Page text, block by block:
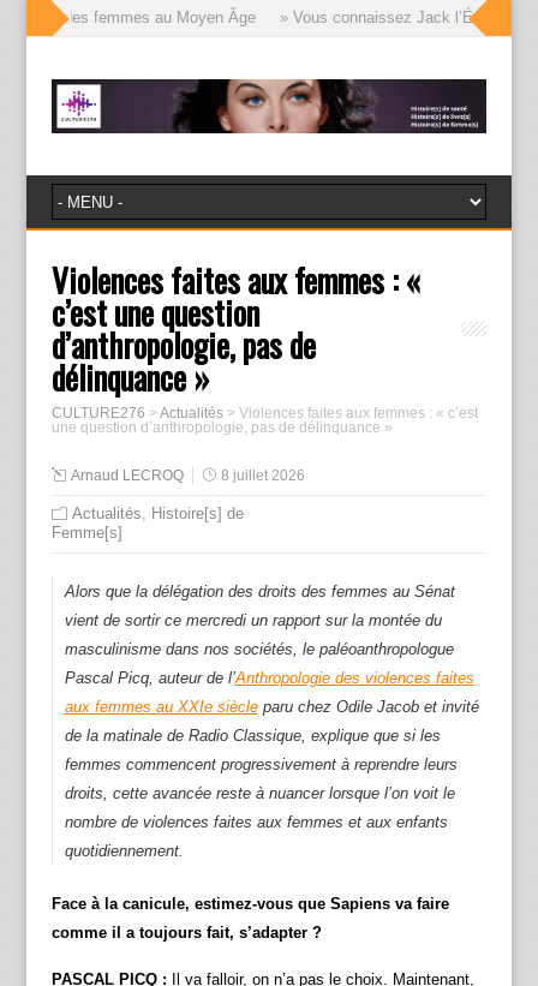
des femmes au Moyen Âge » Vous connaissez Jack l’Éventreur,
Violences faites aux femmes : «
c’est une question
d’anthropologie, pas de
délinquance »
CULTURE276 >Actualités> Violences faites aux femmes : « c’est
une question d’anthropologie, pas de délinquance »
Arnaud LECROQ 8 juillet 2026
Actualités, Histoire[s] de
Femme[s]
Alors que la délégation des droits des femmes au Sénat
vient de sortir ce mercredi un rapport sur la montée du
masculinisme dans nos sociétés, le paléoanthropologue
Pascal Picq, auteur de l’Anthropologie des violences faites
aux femmes au XXIe siècleparu chez Odile Jacob et invité
de la matinale de Radio Classique, explique que si les
femmes commencent progressivement à reprendre leurs
droits, cette avancée reste à nuancer lorsque l’on voit le
nombre de violences faites aux femmes et aux enfants
quotidiennement.
Face à la canicule, estimez-vous que Sapiens va faire
comme il a toujours fait, s’adapter ?
PASCAL PICQ : Il va falloir, on n’a pas le choix. Maintenant,